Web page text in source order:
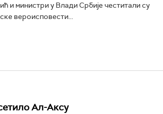
и министри у Влади Србије честитали су
вероисповести...
Ал-Аксу